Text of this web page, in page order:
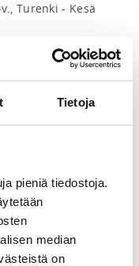
Tietoja
pieniä tiedostoja.
median
on
Turenki - Kesä